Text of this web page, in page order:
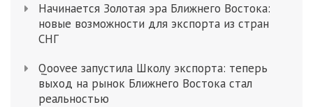
Начинается Золотая эра Ближнего Востока:
новые возможности для экспорта из стран
СНГ
Qoovee запустила Школу экспорта: теперь
выход на рынок Ближнего Востока стал
реальностью